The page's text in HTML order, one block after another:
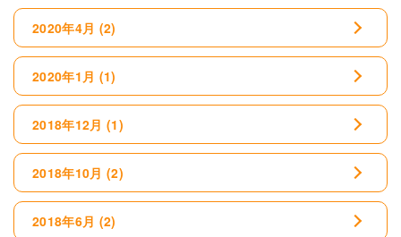
2020年4月 (2)
2020年1月 (1)
2018年12月 (1)
2018年10月 (2)
2018年6月 (2)